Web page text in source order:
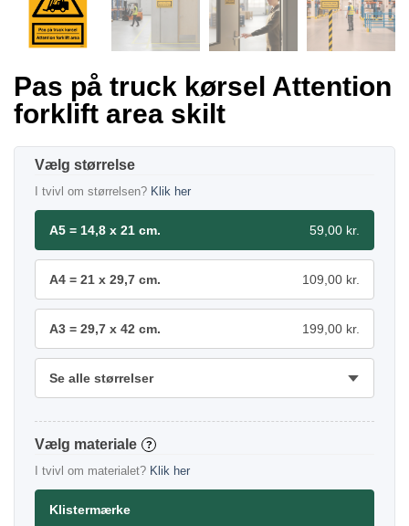
Pas på truck kørsel Attention
forklift area skilt
størrelse
I tvivl om størrelsen? Klik her
A5 = 14,8 x 21 cm. 59,00 kr.
A4 = 21 x 29,7 cm. 109,00 kr.
A3 = 29,7 x 42 cm. 199,00 kr.
Se alle størrelser
materiale ?
I tvivl om materialet? Klik her
Klistermærke